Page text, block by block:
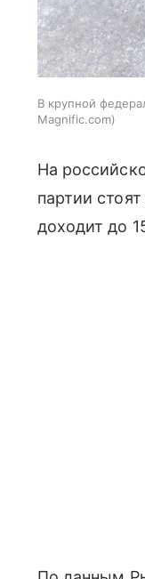
В крупной
Magnific.com
На
партии
доходит до